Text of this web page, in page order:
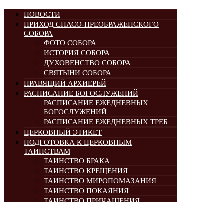
НОВОСТИ
ПРИХОД СПАСО-ПРЕОБРАЖЕНСКОГО
СОБОРА
ФОТО СОБОРА
ИСТОРИЯ СОБОРА
ДУХОВЕНСТВО СОБОРА
СВЯТЫНИ СОБОРА
ПРАВЯЩИЙ АРХИЕРЕЙ
РАСПИСАНИЕ БОГОСЛУЖЕНИЙ
РАСПИСАНИЕ ЕЖЕДНЕВНЫХ
БОГОСЛУЖЕНИЙ
РАСПИСАНИЕ ЕЖЕДНЕВНЫХ ТРЕБ
ЦЕРКОВНЫЙ ЭТИКЕТ
ПОДГОТОВКА К ЦЕРКОВНЫМ
ТАИНСТВАМ
ТАИНСТВО БРАКА
ТАИНСТВО КРЕЩЕНИЯ
ТАИНСТВО МИРОПОМАЗАНИЯ
ТАИНСТВО ПОКАЯНИЯ